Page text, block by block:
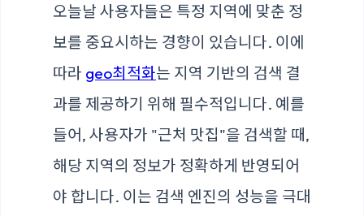
오늘날 사용자들은 특정 지역에 맞춘 정
보를 중요시하는 경향이 있습니다. 이에
따라 geo최적화는 지역 기반의 검색 결
과를 제공하기 위해 필수적입니다. 예를
들어, 사용자가 "근처 맛집"을 검색할 때,
해당 지역의 정보가 정확하게 반영되어
야 합니다. 이는 검색 엔진의 성능을 극대